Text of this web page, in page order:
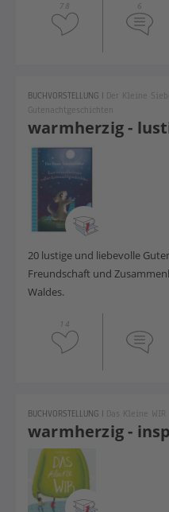
78 6
warmherzig -
BUCHVORSTELLUNG | Der Kleine
Gutenachtgeschichten
20 lustige und liebevolle
Freundschaft und
Waldes.
14
warmherzig -
BUCHVORSTELLUNG | Das Kleine WIR